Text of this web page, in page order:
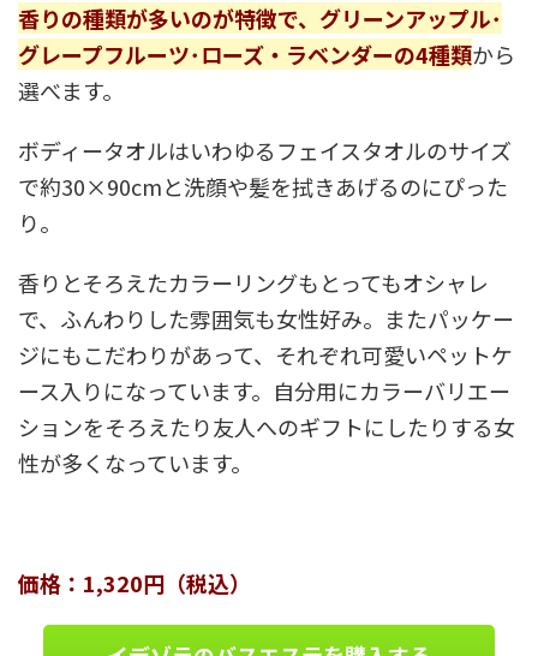
香りの種類が多いのが特徴で、グリーンアップル･
グレープフルーツ･ローズ・ラベンダーの4種類から
選べます。
ボディータオルはいわゆるフェイスタオルのサイズ
で約30×90cmと洗顔や髪を拭きあげるのにぴった
り。
香りとそろえたカラーリングもとってもオシャレ
で、ふんわりした雰囲気も女性好み。またパッケー
ジにもこだわりがあって、それぞれ可愛いペットケ
ース入りになっています。自分用にカラーバリエー
ションをそろえたり友人へのギフトにしたりする女
性が多くなっています。
価格：1,320円（税込）